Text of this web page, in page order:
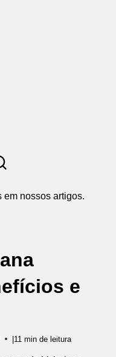
em nossos artigos.
e
|11 min de leitura